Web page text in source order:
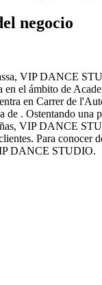
negocio
VIP DANCE
en el ámbito de
en Carrer de
de . Ostentando una
VIP DANCE
Para conocer
DANCE STUDIO.